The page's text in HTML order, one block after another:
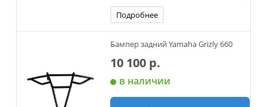
Подробнее
Бампер задний Yamaha Grizly 660
10 100 р.
в наличии